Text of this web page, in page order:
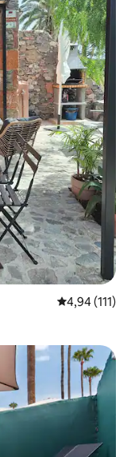
4,94 de uma
4,94 (111)